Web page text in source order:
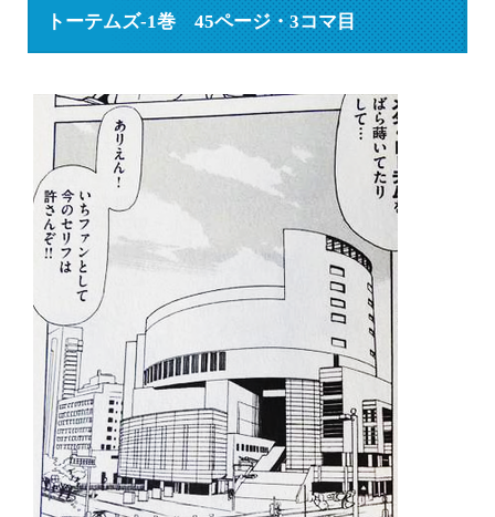
トーテムズ-1巻 45ページ・3コマ目